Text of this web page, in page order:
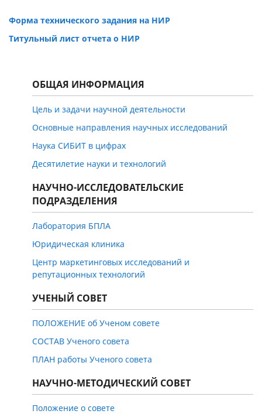
Форма технического задания на НИР
Титульный лист отчета о НИР
ОБЩАЯ ИНФОРМАЦИЯ
Цель и задачи научной деятельности
Основные направления научных исследований
Наука СИБИТ в цифрах
Десятилетие науки и технологий
НАУЧНО-ИССЛЕДОВАТЕЛЬСКИЕ
ПОДРАЗДЕЛЕНИЯ
Лаборатория БПЛА
Юридическая клиника
Центр маркетинговых исследований и
репутационных технологий
УЧЕНЫЙ СОВЕТ
ПОЛОЖЕНИЕ об Ученом совете
СОСТАВ Ученого совета
ПЛАН работы Ученого совета
НАУЧНО-МЕТОДИЧЕСКИЙ СОВЕТ
Положение о совете